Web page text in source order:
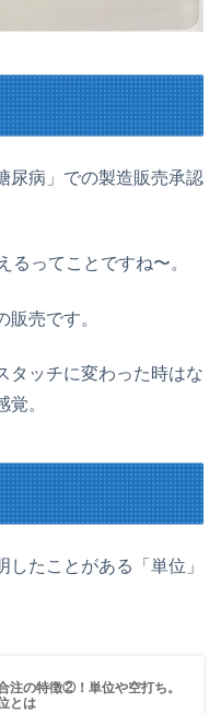
尿病」での製造販売承認
るってことですね〜。
売です。
タッチに変わった時はな
。
たことがある「単位」
注の特徴②！単位や空打ち。
とは